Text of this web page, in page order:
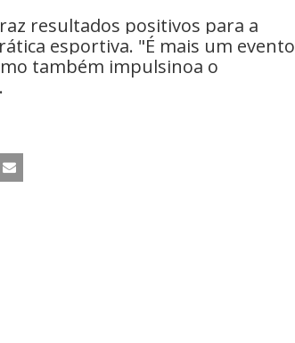
resultados positivos para a
esportiva. "É mais um evento
também impulsinoa o